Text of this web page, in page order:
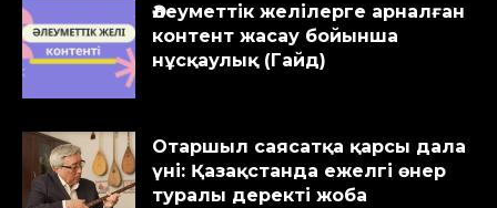
Әлеуметтік желілерге арналған
контент жасау бойынша
нұсқаулық (Гайд)
Отаршыл саясатқа қарсы дала
үні: Қазақстанда ежелгі өнер
туралы деректі жоба